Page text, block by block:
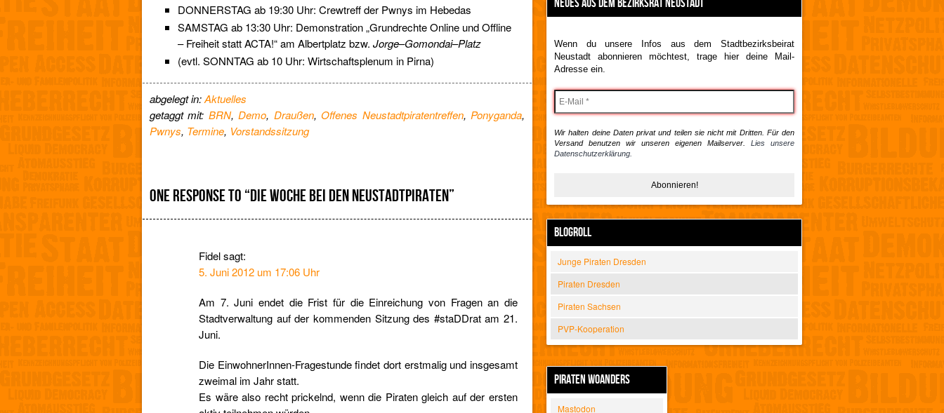
NEUES AUS DEM BEZIRKSRAT NEUSTADT
Wenn du unsere Infos aus dem Stadtbezirksbeirat
Neustadt abonnieren möchtest, trage hier deine Mail-
Adresse ein.
Wir halten deine Daten privat und teilen sie nicht mit Dritten. Für den
Versand benutzen wir unseren eigenen Mailserver. Lies unsere
Datenschutzerklärung.
BLOGROLL
Junge Piraten Dresden
Piraten Dresden
Piraten Sachsen
PVP-Kooperation
PIRATEN WOANDERS
Mastodon
DONNERSTAG ab 19:30 Uhr: Crewtreff der Pwnys im Hebedas
SAMSTAG ab 13:30 Uhr: Demonstration „Grundrechte Online und Offline
– Freiheit statt ACTA!“ am Albertplatz bzw. Jorge–Gomondai–Platz
(evtl. SONNTAG ab 10 Uhr: Wirtschaftsplenum in Pirna)
abgelegt in:Aktuelles
getaggt mit: BRN,Demo, Draußen,Offenes Neustadtpiratentreffen, Ponyganda,
Pwnys, Termine, Vorstandssitzung
ONE RESPONSE TO “DIE WOCHE BEI DEN NEUSTADTPIRATEN”
Fidelsagt:
5. Juni 2012 um 17:06 Uhr
Am 7. Juni endet die Frist für die Einreichung von Fragen an die
Stadtverwaltung auf der kommenden Sitzung des #staDDrat am 21.
Juni.
Die EinwohnerInnen-Fragestunde findet dort erstmalig und insgesamt
zweimal im Jahr statt.
Es wäre also recht prickelnd, wenn die Piraten gleich auf der ersten